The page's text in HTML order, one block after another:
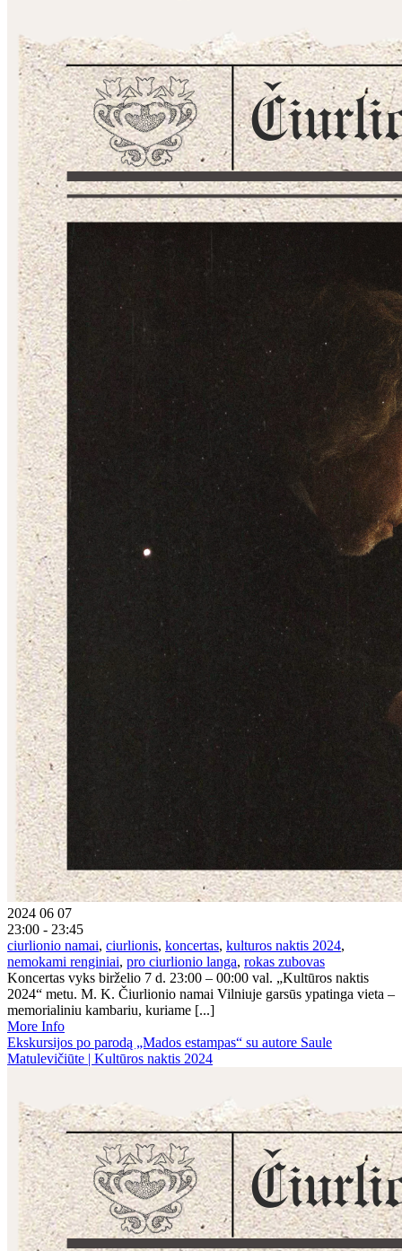
2024 06 07
23:00 - 23:45
ciurlionio namai, ciurlionis, koncertas, kulturos naktis 2024,
nemokami renginiai, pro ciurlionio langa, rokas zubovas
Koncertas vyks birželio 7 d. 23:00 – 00:00 val. „Kultūros naktis
2024“ metu. M. K. Čiurlionio namai Vilniuje garsūs ypatinga vieta –
memorialiniu kambariu, kuriame [...]
More Info
Ekskursijos po parodą „Mados estampas“ su autore Saule
Matulevičiūte | Kultūros naktis 2024